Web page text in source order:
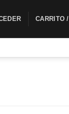
CARRITO /